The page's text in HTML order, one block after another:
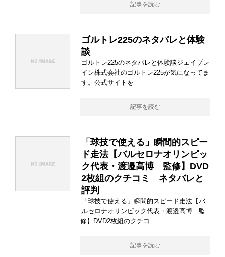
記事を読む
ゴルトレ225のネタバレと体験
談
ゴルトレ225のネタバレと体験談ジェイブレ
イン株式会社のゴルトレ225が気になってま
す。公式サイトを
記事を読む
「球技で使える」瞬間的スピー
ド走法【バルセロナオリンピッ
ク代表・渡邉高博 監修】DVD
2枚組のクチコミ ネタバレと
評判
「球技で使える」瞬間的スピード走法【バ
ルセロナオリンピック代表・渡邉高博 監
修】DVD2枚組のクチコ
記事を読む